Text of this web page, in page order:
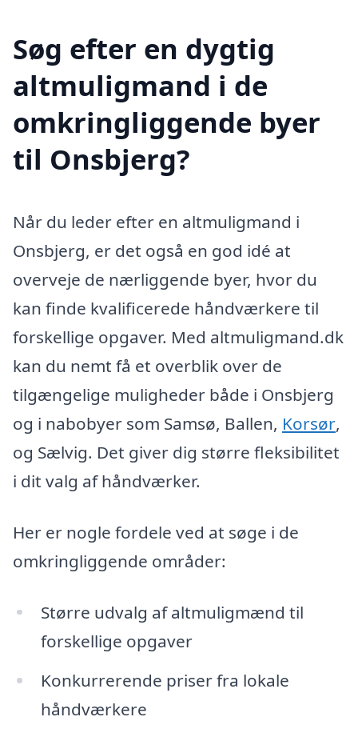
Søg efter en dygtig
altmuligmand i de
omkringliggende byer
til Onsbjerg?
Når du leder efter en altmuligmand i
Onsbjerg, er det også en god idé at
overveje de nærliggende byer, hvor du
kan finde kvalificerede håndværkere til
forskellige opgaver. Med altmuligmand.dk
kan du nemt få et overblik over de
tilgængelige muligheder både i Onsbjerg
og i nabobyer som Samsø, Ballen, Korsør,
og Sælvig. Det giver dig større fleksibilitet
i dit valg af håndværker.
Her er nogle fordele ved at søge i de
omkringliggende områder:
Større udvalg af altmuligmænd til
forskellige opgaver
Konkurrerende priser fra lokale
håndværkere